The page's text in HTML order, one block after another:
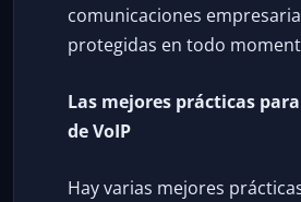
comunicaciones
protegidas en todo
Las mejores prácticas
de VoIP
Hay varias mejores